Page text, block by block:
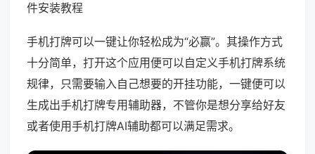
件安装教程
手机打牌可以一键让你轻松成为“必赢”。其操作方式
十分简单，打开这个应用便可以自定义手机打牌系统
规律，只需要输入自己想要的开挂功能，一键便可以
生成出手机打牌专用辅助器，不管你是想分享给好友
或者使用手机打牌AI辅助都可以满足需求。